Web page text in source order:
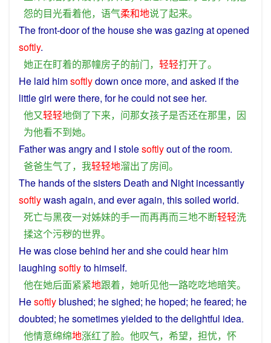
怨的目光看着他， 语气柔和地说了起来。
Thefront-doorofthe houseshewasgazing atopened
softly.
她正在盯着的那幢房子的前门， 轻轻打开了。
He laid himsoftlydown once more, and asked ifthe
littlegirl werethere, forhecould notsee her.
他又轻轻地倒了下来， 问那女孩子是否还在那里， 因
为他看不到她。
Fatherwasangryand I stolesoftlyoutof the room.
爸爸生气了， 我轻轻地溜出了房间。
The handsof thesisters Death and Night incessantly
softlywash again, and everagain, thissoiled world.
死亡与黑夜一对姊妹的手一而再再而三地不断轻轻洗
揉这个污秽的世界。
Hewasclosebehind herand shecould hear him
laughing softlyto himself.
他在她后面紧紧地跟着， 她听见他一路吃吃地暗笑。
Hesoftlyblushed; hesighed; he hoped; hefeared; he
doubted; hesometimesyielded tothedelightful idea.
他情意绵绵地涨红了脸。 他叹气， 希望， 担忧， 怀